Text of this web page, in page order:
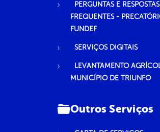
PERGUNTAS E RESPOSTAS
FREQUENTES -
FUNDEF
SERVIÇOS DIGITAIS
LEVANTAMENTO
MUNICÍPIO DE TRIUNFO
Outros Serviços